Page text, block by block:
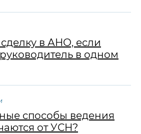
в АНО, если
в одном
способы ведения
от УСН?